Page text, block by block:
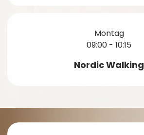
Montag
09:00 - 10:15
Nordic Walking